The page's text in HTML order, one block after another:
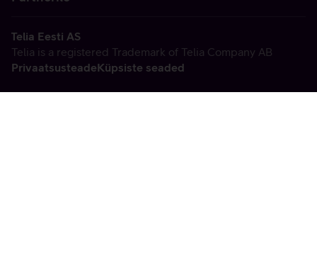
Telia Eesti AS
Telia is a registered Trademark of Telia Company AB
PrivaatsusteadeKüpsiste seaded